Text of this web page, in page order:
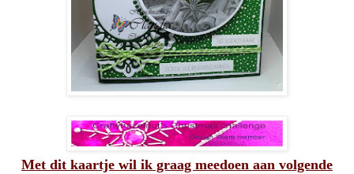
Met dit kaartje wil ik graag meedoen aan volgende